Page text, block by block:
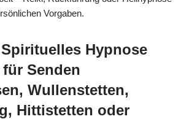
Vorgaben.
Hypnose
Senden
Wullenstetten,
Hittistetten oder